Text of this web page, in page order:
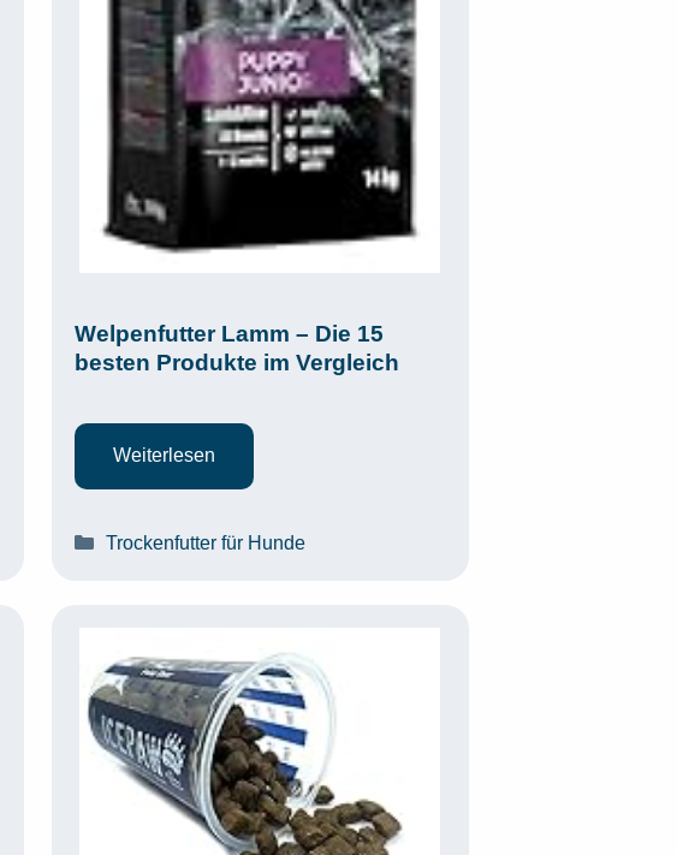
Welpenfutter Lamm – Die 15
besten Produkte im Vergleich
Weiterlesen
Kategorien
Trockenfutter für Hunde